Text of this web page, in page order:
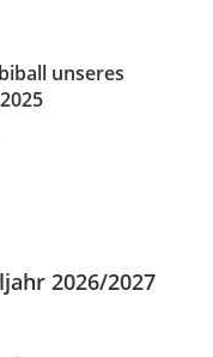
unseres
2026/2027